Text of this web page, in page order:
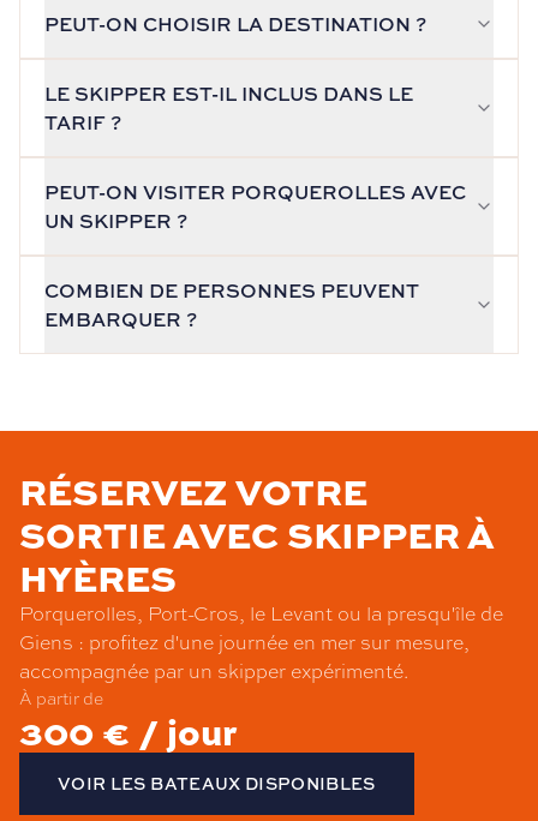
PEUT-ON CHOISIR LA DESTINATION ?
LE SKIPPER EST-IL INCLUS DANS LE
TARIF ?
PEUT-ON VISITER PORQUEROLLES AVEC
UN SKIPPER ?
COMBIEN DE PERSONNES PEUVENT
EMBARQUER ?
RÉSERVEZ VOTRE
SORTIE AVEC SKIPPER À
HYÈRES
Porquerolles, Port-Cros, le Levant ou la presqu'île de
Giens : profitez d'une journée en mer sur mesure,
accompagnée par un skipper expérimenté.
À partir de
300 € / jour
VOIR LES BATEAUX DISPONIBLES